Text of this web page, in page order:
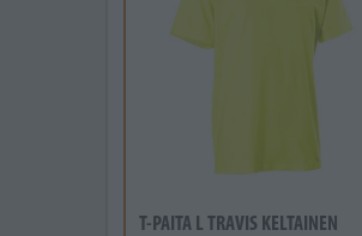
T-PAITA L TRAVIS KELTAINEN